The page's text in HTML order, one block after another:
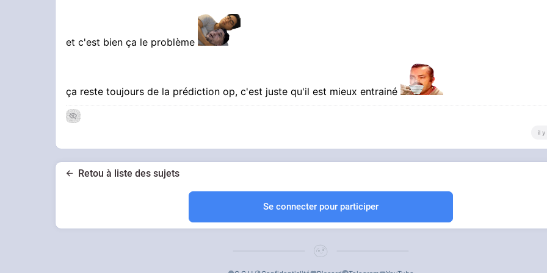
et c'est bien ça le problème
ça reste toujours de la prédiction op, c'est juste qu'il est mieux entrainé
il y
Retou à liste des sujets
Se connecter pour participer